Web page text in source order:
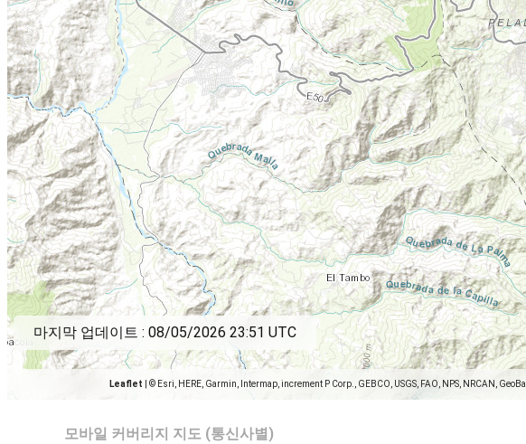
Leaflet © Esri, HERE, Garmin, Intermap, increment P Corp., GEBCO, USGS, FAO, NPS, NRCAN,
마지막 업데이트 : 08/05/2026 23:51 UTC
모바일 커버리지 지도 (통신사별)